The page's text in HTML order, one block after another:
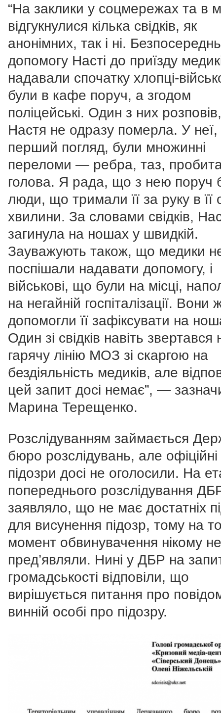
“На заклики у соцмережах та в
відгукнулися кілька свідків, як
анонімних, так і ні.
допомогу Насті до приїзду
надавали спочатку хлопці-
були в кафе поруч, а згодом
поліцейські. Один з них
Настя не одразу померла. У неї,
перший погляд, були множинні
переломи — ребра, таз,
голова. Я рада, що з нею поруч
люди, що тримали її за руку в її
хвилини. За словами свідків,
загинула на ношах у швидкій.
Зауважують також, що медики
поспішали надавати допомогу, і
військові, що були на місці,
на негайній госпіталізації. Вони
допомогли її зафіксувати на
Один зі свідків навіть звертався
гарячу лінію МОЗ зі скаргою на
бездіяльність медиків, але
цей запит досі немає”, —
Марина Терещенко.
Розслідуванням займається
бюро розслідувань, але офіційні
підозри досі не оголосили. На
попереднього розслідування
заявляло, що не має достатніх
для висунення підозр, тому на
момент обвинувачення нікому не
пред’являли. Нині у ДБР на
громадськості відповіли, що
вирішується питання про
винній особі про підозру.